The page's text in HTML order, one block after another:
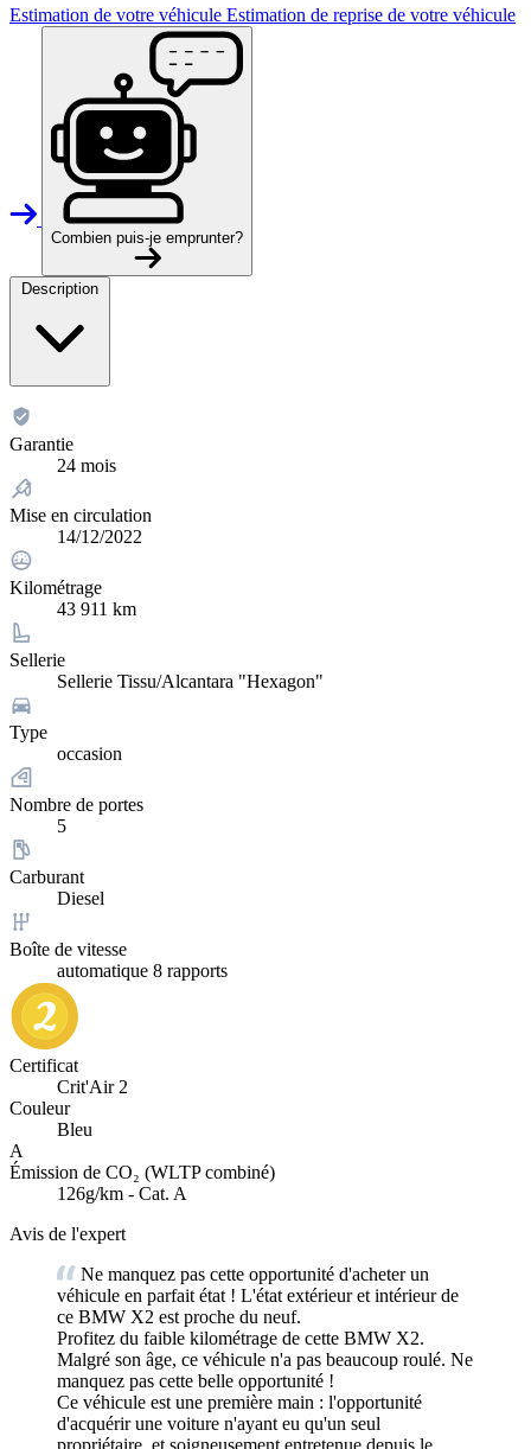
Estimation de votre véhicule Estimation de reprise de votre véhicule
Combien puis-je emprunter?
Description
Garantie
24 mois
Mise en circulation
14/12/2022
Kilométrage
43 911 km
Sellerie
Sellerie Tissu/Alcantara "Hexagon"
Type
occasion
Nombre de portes
5
Carburant
Diesel
Boîte de vitesse
automatique 8 rapports
Certificat
Crit'Air 2
Couleur
Bleu
A
Émission de CO₂ (WLTP combiné)
126g/km - Cat. A
Avis de l'expert
Ne manquez pas cette opportunité d'acheter un
véhicule en parfait état ! L'état extérieur et intérieur de
ce BMW X2 est proche du neuf.
Profitez du faible kilométrage de cette BMW X2.
Malgré son âge, ce véhicule n'a pas beaucoup roulé. Ne
manquez pas cette belle opportunité !
Ce véhicule est une première main : l'opportunité
d'acquérir une voiture n'ayant eu qu'un seul